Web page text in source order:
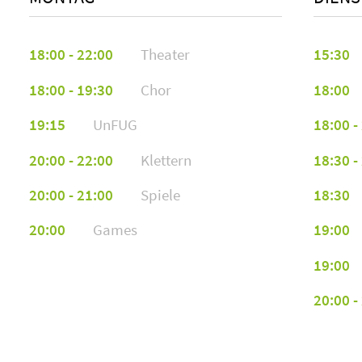
rba63437@stud.hs-furtwangen.de
Gayatri Kakade
gka68858@stud.hs-furtwangen.de
Ismail Syed
isy65128@stud.hs-furtwangen.de
vgo66695@stud.hs-furtwangen.de
18:00 - 22:00
Theater
18:00 - 19:30
Chor
19:15
UnFUG
20:00 - 22:00
Klettern
20:00 - 21:00
Spiele
20:00
Games
15:30
18:00
18:00
18:30
18:30
19:00
19:00
20:00